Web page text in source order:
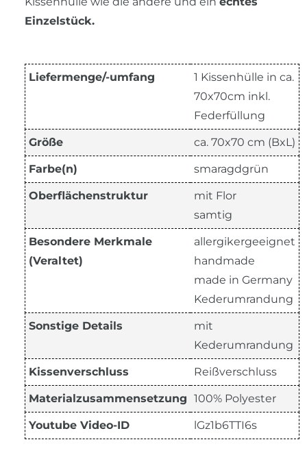
Einzelstück.
Liefermenge/-umfang
1 Kissenhülle in ca.
70x70cm inkl.
Federfüllung
Größe ca. 70x70 cm (BxL)
Farbe(n) smaragdgrün
Oberflächenstruktur
mit Flor
samtig
Besondere Merkmale
(Veraltet)
allergikergeeignet
handmade
made in Germany
Kederumrandung
Sonstige Details
mit
Kederumrandung
Kissenverschluss Reißverschluss
Materialzusammensetzung 100% Polyester
Youtube Video-ID lGz1b6TTI6s